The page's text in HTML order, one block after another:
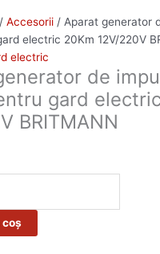
/ Accesorii / Aparat generator
electric 20Km 12V/220V
electric
de
gard
BRITMANN
coș